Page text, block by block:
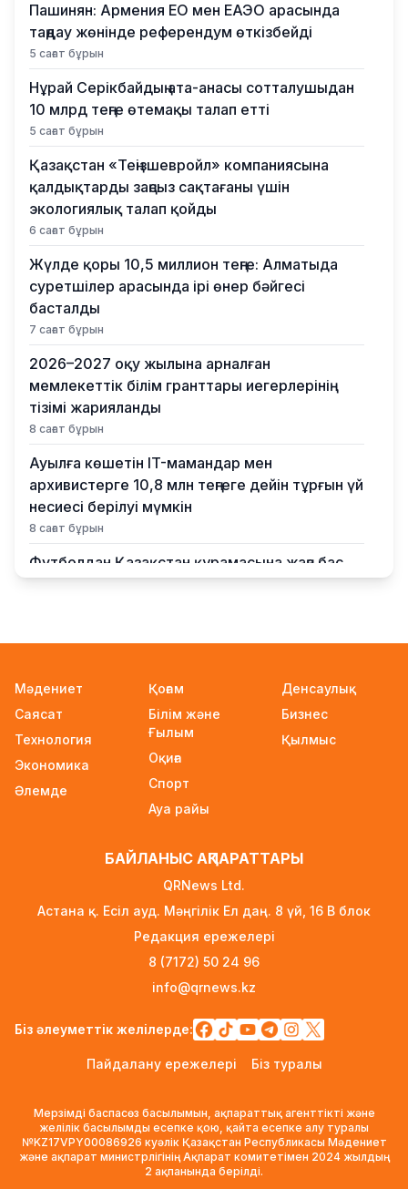
Пашинян: Армения ЕО мен ЕАЭО арасында
таңдау жөнінде референдум өткізбейді
5 сағат бұрын
Нұрай Серікбайдың ата-анасы сотталушыдан
10 млрд теңге өтемақы талап етті
5 сағат бұрын
Қазақстан «Теңізшевройл» компаниясына
қалдықтарды заңсыз сақтағаны үшін
экологиялық талап қойды
6 сағат бұрын
Жүлде қоры 10,5 миллион теңге: Алматыда
суретшілер арасында ірі өнер бәйгесі
басталды
7 сағат бұрын
2026–2027 оқу жылына арналған
мемлекеттік білім гранттары иегерлерінің
тізімі жарияланды
8 сағат бұрын
Ауылға көшетін IT-мамандар мен
архивистерге 10,8 млн теңгеге дейін тұрғын үй
несиесі берілуі мүмкін
8 сағат бұрын
Футболдан Қазақстан құрамасына жаңа бас
бапкер келеді
«Қазақтелекомның» екі қызметкері жұмыс
11 сағат бұрын
Трамп АҚШ-та туғандарға автоматты түрде
азаматтық беруді шектейтін жарлықтарға
қол қойды
Қыркүйектен бастап көлік әкелуге
12 сағат бұрын
УЕФА: Инфантиноға сенім жоғалды, бойкот
күшінде қалады
«Өзімізге де керек»: Трамп Украинаға қару
жеткізу туралы айтты
тасымалдаған күдікті ұсталды
ERG-дегі мемлекеттің 40 пайыз үлесі
«Самұрық-Қазынаға» өтті
Мәдениет
Саясат
Технология
Экономика
Әлемде
Қоғам
Білім және
Ғылым
Оқиға
Спорт
Ауа райы
Денсаулық
Бизнес
Қылмыс
БАЙЛАНЫС АҚПАРАТТАРЫ
QRNews Ltd.
Астана қ. Есіл ауд. Мәңгілік Ел даң. 8 үй, 16 B блок
Редакция ережелері
8 (7172) 50 24 96
info@qrnews.kz
Біз әлеуметтік желілерде:
Пайдалану ережелері Біз туралы
Мерзімді баспасөз басылымын, ақпараттық агенттікті және
желілік басылымды есепке қою, қайта есепке алу туралы
№KZ17VPY00086926 куәлік Қазақстан Республикасы Мәдениет
және ақпарат министрлігінің Ақпарат комитетімен 2024 жылдың
2 ақпанында берілді.